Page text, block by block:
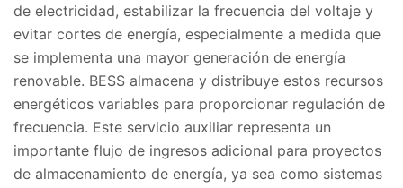
de electricidad, estabilizar la frecuencia del voltaje y
evitar cortes de energía, especialmente a medida que
se implementa una mayor generación de energía
renovable. BESS almacena y distribuye estos recursos
energéticos variables para proporcionar regulación de
frecuencia. Este servicio auxiliar representa un
importante flujo de ingresos adicional para proyectos
de almacenamiento de energía, ya sea como sistemas